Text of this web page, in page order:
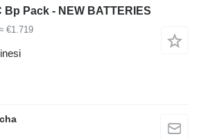
Bp Pack - NEW BATTERIES
€1.719